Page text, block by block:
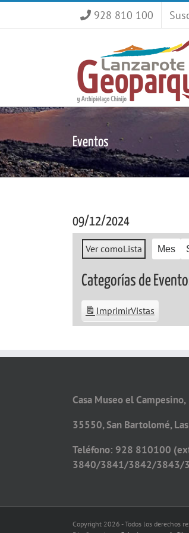
928 810 100
Eventos
09/12/2024
Ver comoLista Mes
Categorías de
ImprimirVistas
Casa Museo el Campesino,
35550, San Bartolomé,
Teléfono: 928 810100
3840/3841/3842/3843/
Copyright 2026 - Todos los derechos